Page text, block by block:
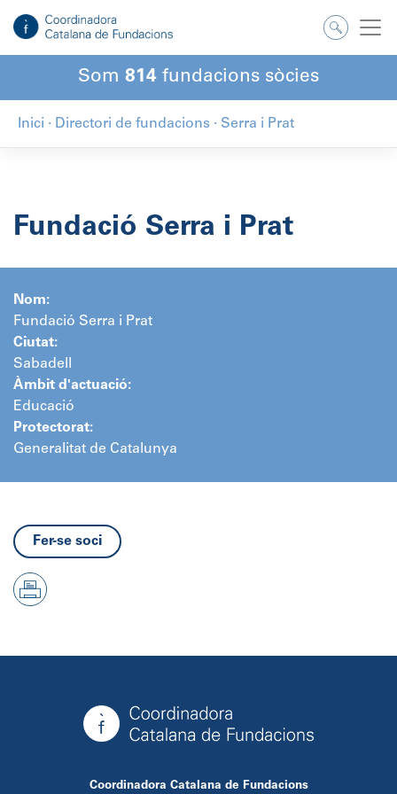
contingut
Som 814 fundacions sòcies
Inici · Directori de fundacions · Serra i Prat
Fundació Serra i Prat
Nom:
Fundació Serra i Prat
Ciutat:
Sabadell
Àmbit d'actuació:
Educació
Protectorat:
Generalitat de Catalunya
Fer-se soci
Coordinadora Catalana de Fundacions